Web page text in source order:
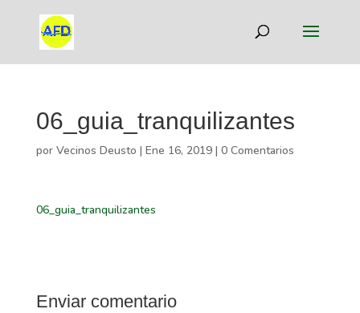
06_guia_tranquilizantes
por Vecinos Deusto | Ene 16, 2019| 0 Comentarios
06_guia_tranquilizantes
Enviar comentario